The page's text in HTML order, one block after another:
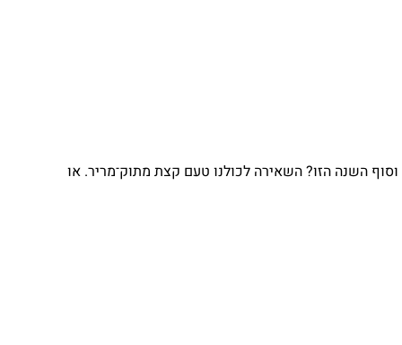
וסוף השנה הזו? השאירה לכולנו טעם קצת מתוק־מריר. או